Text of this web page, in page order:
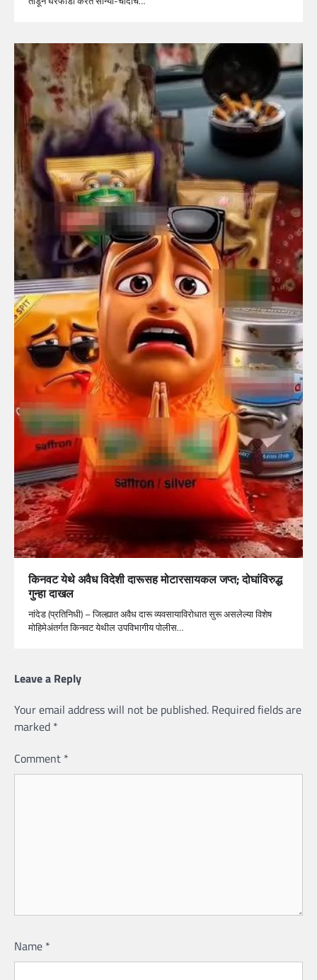
किनवट येथे अवैध विदेशी दारूसह मोटारसायकल जप्त; दोघांविरुद्ध
गुन्हा दाखल
नांदेड (प्रतिनिधी) – जिल्ह्यात अवैध दारू व्यवसायाविरोधात सुरू असलेल्या विशेष
मोहिमेअंतर्गत किनवट येथील उपविभागीय पोलीस…
Leave a Reply
Your email address will not be published. Required fields are
marked *
Comment *
Name *